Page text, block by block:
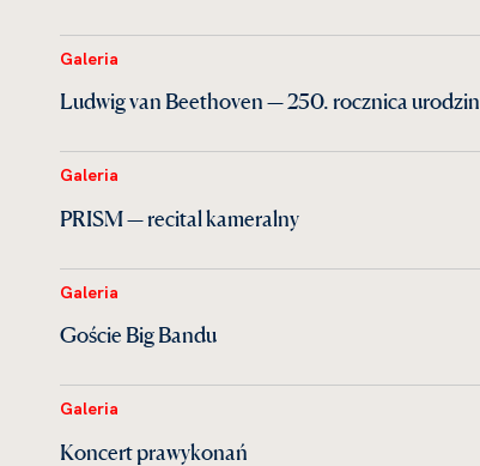
Galeria
Ludwig van Beethoven — 250. rocznica urodzin
Galeria
PRISM — recital kameralny
Galeria
Goście Big Bandu
Galeria
Koncert prawykonań